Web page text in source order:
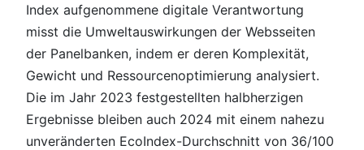
Index aufgenommene digitale Verantwortung
misst die Umweltauswirkungen der Websseiten
der Panelbanken, indem er deren Komplexität,
Gewicht und Ressourcenoptimierung analysiert.
Die im Jahr 2023 festgestellten halbherzigen
Ergebnisse bleiben auch 2024 mit einem nahezu
unveränderten EcoIndex-Durchschnitt von 36/100